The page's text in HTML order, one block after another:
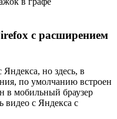
с расширением
но здесь, в
по умолчанию встроен
в мобильный браузер
видео с Яндекса с